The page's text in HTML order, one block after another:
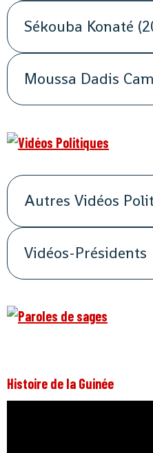
Sékouba Konaté
Moussa Dadis
Autres Vidéos
Vidéos-Présidents
Histoire de la Guinée